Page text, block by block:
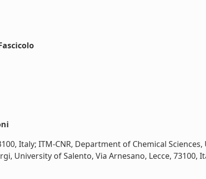
Italy; ITM-CNR, Department of Chemical
University of Salento, Via Arnesano, Lecce, 73100,